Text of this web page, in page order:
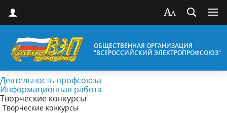
ОБЩЕСТВЕННАЯ ОРГАНИЗАЦИЯ
"ВСЕРОССИЙСКИЙ ЭЛЕКТРОПРОФСОЮЗ"
Деятельность профсоюза
Информационная работа
Творческие конкурсы
Творческие конкурсы